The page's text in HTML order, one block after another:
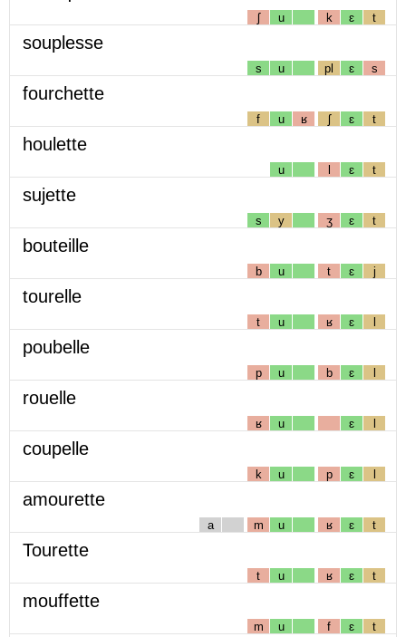
ʃ u k ɛ t
souplesse
s u pl ɛ s
fourchette
f u ʁ ʃ ɛ t
houlette
u l ɛ t
sujette
s y ʒ ɛ t
bouteille
b u t ɛ j
tourelle
t u ʁ ɛ l
poubelle
p u b ɛ l
rouelle
ʁ u ɛ l
coupelle
k u p ɛ l
amourette
a m u ʁ ɛ t
Tourette
t u ʁ ɛ t
mouffette
m u f ɛ t